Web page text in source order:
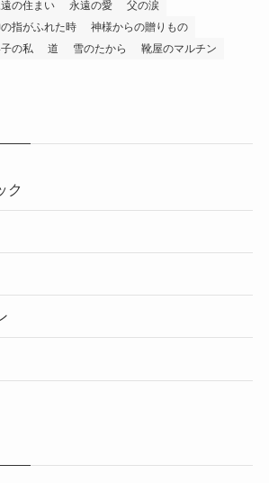
の住まい 永遠の愛
父の涙
指がふれた時
神様からの贈りもの
の私 道 雪のたから 靴屋のマルチン
ク